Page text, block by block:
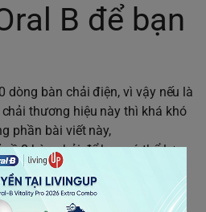
B để bạn
dòng bàn chải điện, vì vậy nếu là
thương hiệu này thì khá khó
phần bài viết này,
về 8 bàn chải để bạn có thể lựa
răng điện